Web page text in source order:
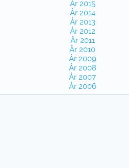
År 2015
År 2014
År 2013
År 2012
År 2011
År 2010
År 2009
År 2008
År 2007
År 2006